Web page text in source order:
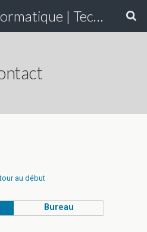
Expertise Informatique | Technapol
au début
Bureau